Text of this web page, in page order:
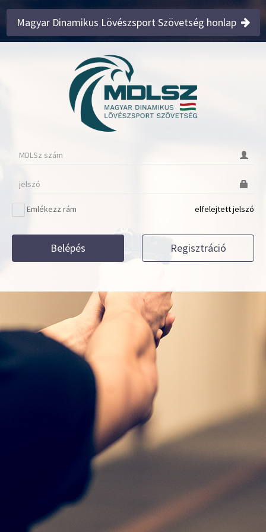
Magyar Dinamikus Lövészsport Szövetség honlap
Emlékezz rám elfelejtett jelszó
Belépés Regisztráció